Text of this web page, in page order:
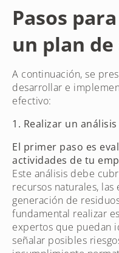
Pasos
un plan
A continuación, se
desarrollar e
efectivo:
1. Realizar un
El primer paso es
actividades de tu
Este análisis debe
recursos naturales,
generación de
fundamental realizar
expertos que puedan
señalar posibles